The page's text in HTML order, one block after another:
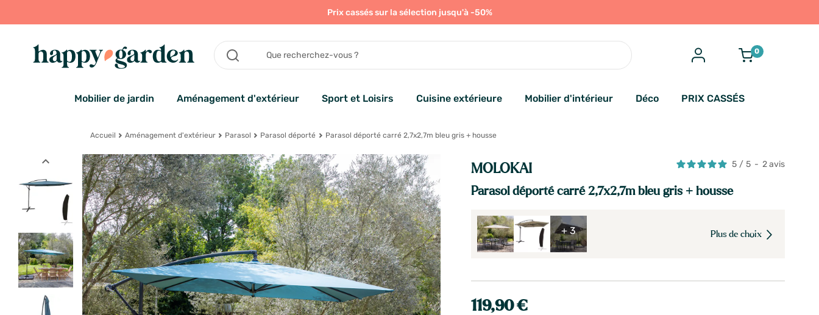
Prix cassés sur la sélection jusqu'à -50%
0
Mobilier de jardin Aménagement d'extérieur Sport et Loisirs Cuisine extérieure Mobilier d'intérieur Déco PRIX CASSÉS
Accueil Aménagement d'extérieur Parasol Parasol déporté Parasol déporté carré 2,7x2,7m bleu gris + housse
expand_less
MOLOKAI
Parasol déporté carré 2,7x2,7m bleu gris + housse
5 / 5 - 2avis
+ 3 Plus de choix
119,90 €